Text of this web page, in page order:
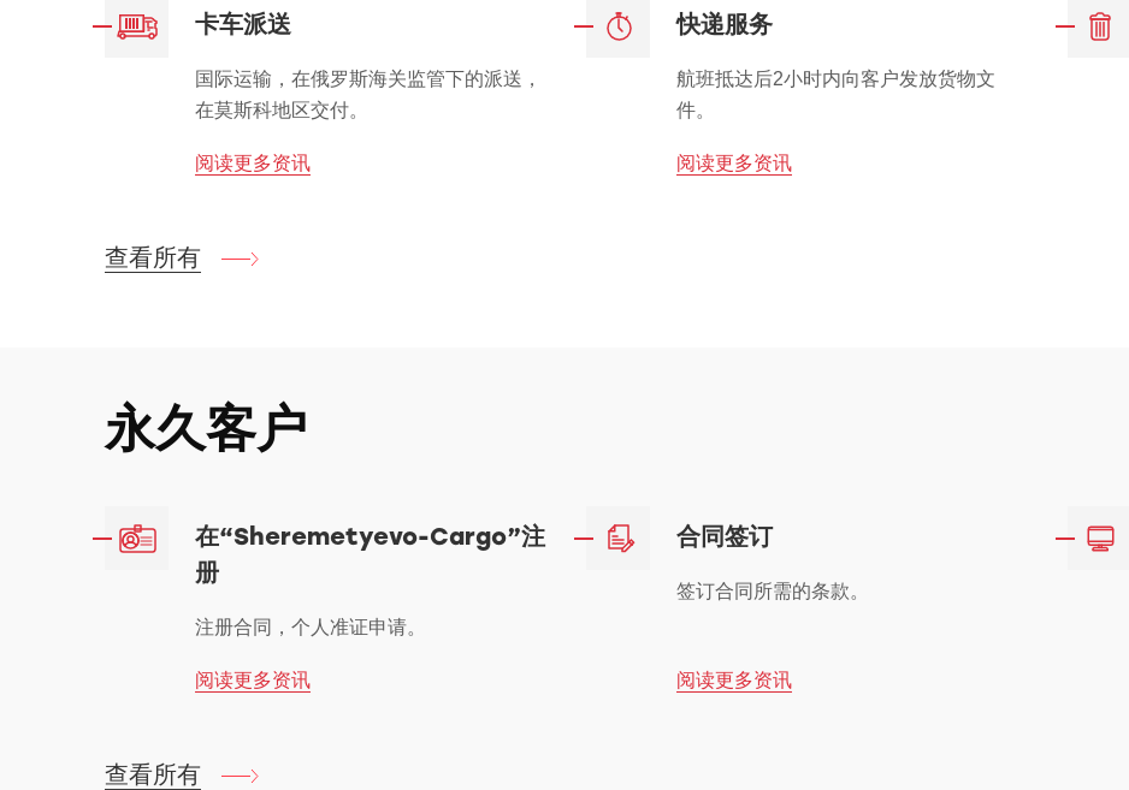
卡车派送
国际运输，在俄罗斯海关监管下的派送，
在莫斯科地区交付。
阅读更多资讯
快递服务
航班抵达后2小时内向客户发放货物文
件。
阅读更多资讯
查看所有
永久客户
在“Sheremetyevo-Cargo”注
册
注册合同，个人准证申请。
阅读更多资讯
合同签订
签订合同所需的条款。
阅读更多资讯
查看所有